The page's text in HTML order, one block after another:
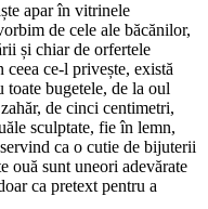
apar în vitrinele
de cele ale băcănilor,
și chiar de orfertele
ce-l privește, există
toate bugetele, de la oul
de cinci centimetri,
sculptate, fie în lemn,
ca o cutie de bijuterii
ouă sunt uneori adevărate
ca pretext pentru a